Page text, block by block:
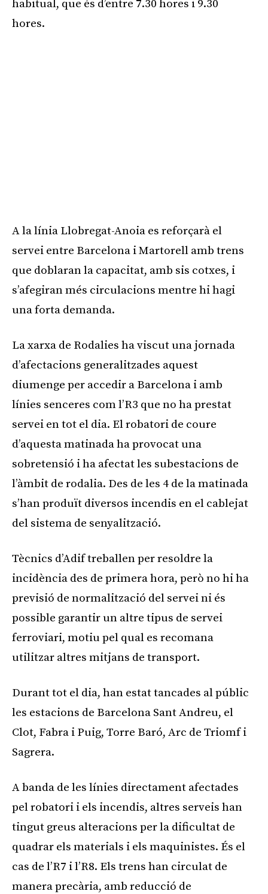
habitual, que és d’entre 7.30 hores i 9.30
hores.
A la línia Llobregat-Anoia es reforçarà el
servei entre Barcelona i Martorell amb trens
que doblaran la capacitat, amb sis cotxes, i
s’afegiran més circulacions mentre hi hagi
una forta demanda.
La xarxa de Rodalies ha viscut una jornada
d’afectacions generalitzades aquest
diumenge per accedir a Barcelona i amb
línies senceres com l’R3 que no ha prestat
servei en tot el dia. El robatori de coure
d’aquesta matinada ha provocat una
sobretensió i ha afectat les subestacions de
l’àmbit de rodalia. Des de les 4 de la matinada
s’han produït diversos incendis en el cablejat
del sistema de senyalització.
Tècnics d’Adif treballen per resoldre la
incidència des de primera hora, però no hi ha
previsió de normalització del servei ni és
possible garantir un altre tipus de servei
ferroviari, motiu pel qual es recomana
utilitzar altres mitjans de transport.
Durant tot el dia, han estat tancades al públic
les estacions de Barcelona Sant Andreu, el
Clot, Fabra i Puig, Torre Baró, Arc de Triomf i
Sagrera.
A banda de les línies directament afectades
pel robatori i els incendis, altres serveis han
tingut greus alteracions per la dificultat de
quadrar els materials i els maquinistes. És el
cas de l’R7 i l’R8. Els trens han circulat de
manera precària, amb reducció de